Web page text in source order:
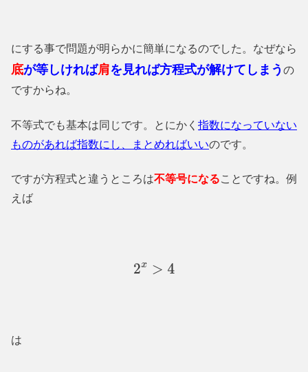
にする事で問題が明らかに簡単になるのでした。なぜなら
底が等しければ肩を見れば方程式が解けてしまう の
ですからね。
不等式でも基本は同じです。とにかく 指数になっていない
ものがあれば指数にし、まとめればいいのです。
ですが方程式と違うところは不等号になることですね。例
えば
2 x>4
は